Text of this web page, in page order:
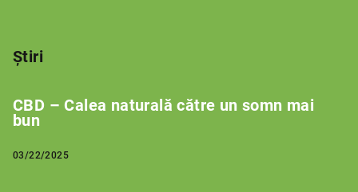
Știri
CBD – Calea naturală către un somn mai
bun
03/22/2025